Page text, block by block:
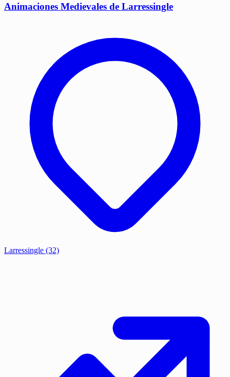
Animaciones Medievales de Larressingle
Larressingle (32)